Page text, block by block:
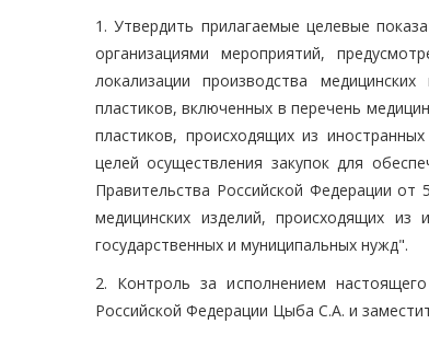
1. Утвердить прилагаемые целевые
организациями мероприятий,
локализации производства
пластиков, включенных в перечень
пластиков, происходящих из
целей осуществления закупок для
Правительства Российской Федерации от
медицинских изделий, происходящих из
государственных и муниципальных нужд".
2. Контроль за исполнением
Российской Федерации Цыба С.А. и